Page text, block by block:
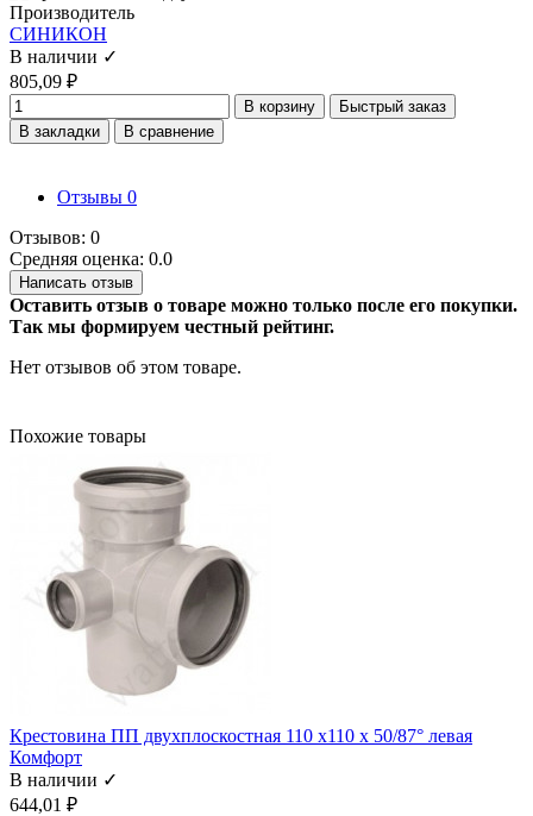
Производитель
СИНИКОН
В наличии ✓
805,09 ₽
В корзину
Быстрый заказ
В закладки
В сравнение
Отзывы 0
Отзывов: 0
Средняя оценка: 0.0
Написать отзыв
Оставить отзыв о товаре можно только после его покупки.
Так мы формируем честный рейтинг.
Нет отзывов об этом товаре.
Похожие товары
Крестовина ПП двухплоскостная 110 х110 х 50/87° левая
Комфорт
В наличии ✓
644,01 ₽